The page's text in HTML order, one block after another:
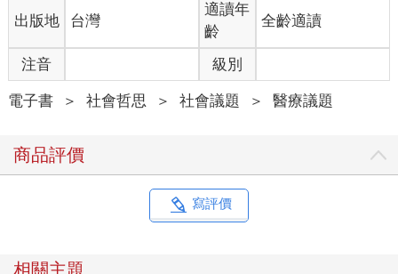
出版地 台灣
適讀年
齡
全齡適讀
注音 級別
電子書 ＞ 社會哲思 ＞ 社會議題 ＞ 醫療議題
商品評價
寫評價
相關主題